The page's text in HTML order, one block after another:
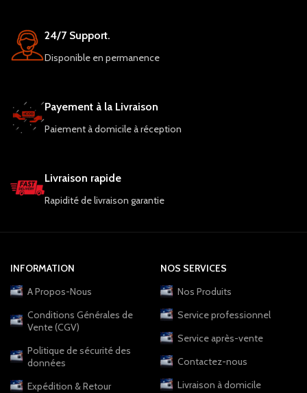
24/7 Support.
Disponible en permanence
Payement à la Livraison
Paiement à domicile à réception
Livraison rapide
Rapidité de livraison garantie
INFORMATION
A Propos-Nous
Conditions Générales de
Vente (CGV)
Politique de sécurité des
données
Expédition & Retour
NOS SERVICES
Nos Produits
Service professionnel
Service après-vente
Contactez-nous
Livraison à domicile